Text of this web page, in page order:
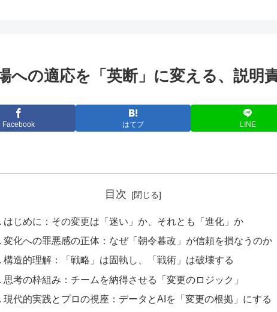
への適応を「英断」に変える、説明
Facebook はてブ LINE
目次
はじめに：その変更は「迷い」か、それとも「進化」か
変化への罪悪感の正体：なぜ「朝令暮改」が信頼を損なうのか
構造的理解：「戦略」は固執し、「戦術」は破壊する
思考の枠組み：チームを納得させる「変更のロジック」
現代的実践とプロの視座：データとAIを「変更の根拠」にする